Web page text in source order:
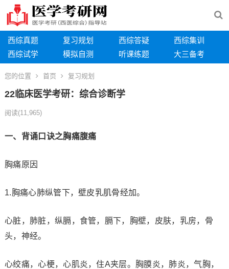
西综真题 复习规划 西综答疑
西综集训
西综试学
模拟自测 听课练题 大三备考
您的位置 首页 复习规划
22临床医学考研：综合诊断学
阅读(11,965)
一、背诵口诀之胸痛腹痛
胸痛原因
1.胸痛心肺纵管下，壁皮乳肌骨经加。
心脏，肺脏，纵膈，食管，膈下，胸壁，皮肤，乳房，骨
头，神经。
心绞痛，心梗，心肌炎，住A夹层。胸膜炎，肺炎，气胸，